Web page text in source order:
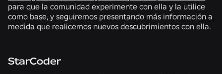
para que la comunidad experimente con ella y la utilice
como base, y seguiremos presentando más información a
medida que realicemos nuevos descubrimientos con ella.
StarCoder